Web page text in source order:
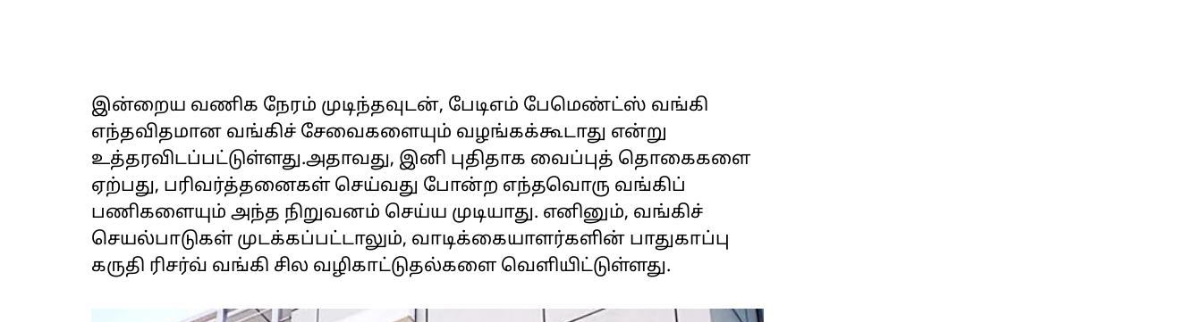
இன்றைய வணிக நேரம் முடிந்தவுடன், பேடிஎம் பேமெண்ட்ஸ் வங்கி
எந்தவிதமான வங்கிச் சேவைகளையும் வழங்கக்கூடாது என்று
உத்தரவிடப்பட்டுள்ளது.அதாவது, இனி புதிதாக வைப்புத் தொகைகளை
ஏற்பது, பரிவர்த்தனைகள் செய்வது போன்ற எந்தவொரு வங்கிப்
பணிகளையும் அந்த நிறுவனம் செய்ய முடியாது. எனினும், வங்கிச்
செயல்பாடுகள் முடக்கப்பட்டாலும், வாடிக்கையாளர்களின் பாதுகாப்பு
கருதி ரிசர்வ் வங்கி சில வழிகாட்டுதல்களை வெளியிட்டுள்ளது.